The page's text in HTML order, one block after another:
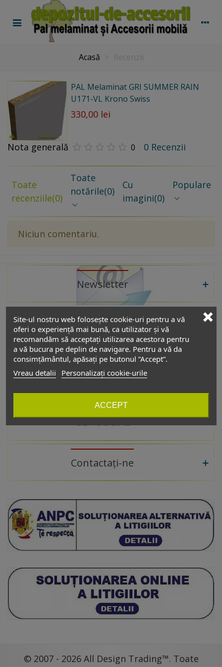
Acasă
PAL Melaminat GRI SUMMER RAIN
U171-VL Krono Swiss
330,00 lei
Nota generală 0 0 Recenzii
Toate
recenziile(0)
Toate
notările(0)
Cu
imagini(0)
Populare
Niciun comentariu.
Site-ul nostru web folosește cookie-uri pentru a vă
oferi o experiență mai bună, ca utilizator și vă
recomandăm să acceptați utilizarea acestora pentru
a vă bucura pe deplin de navigare. Pentru a vă da
consimțământul, apăsați pe butonul ”Accept”.
Vreau detalii
Personalizați cookie-urile
ACCEPT
Newsletter
De interes
Catalog
GET SOCIAL
Contactați-ne
© 2007 - 2026 All Design Trading™. Toate